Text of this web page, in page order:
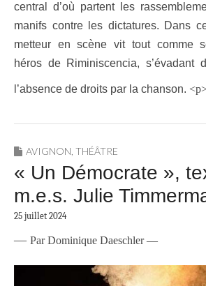
central d’où partent les
manifs contre les dictatures. Dans
metteur en scène vit tout comme
héros de Riminiscencia, s’évadant
l’absence de droits par la chanson.
AVIGNON, THÉÂTRE
« Un Démocrate »,
m.e.s. Julie
25 juillet 2024
— Par Dominique Daeschler —